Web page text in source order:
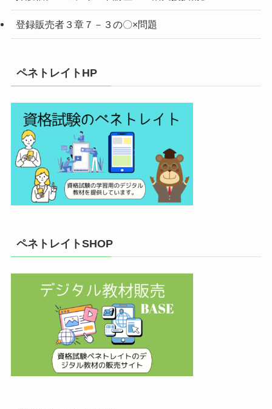
登録販売者３章７－３の〇×問題
ペネトレイトHP
ペネトレイトSHOP